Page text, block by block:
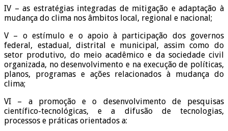
IV – as estratégias integradas de mitigação e adaptação à
mudança do clima nos âmbitos local, regional e nacional;
V – o estímulo e o apoio à participação dos governos
federal, estadual, distrital e municipal, assim como do
setor produtivo, do meio acadêmico e da sociedade civil
organizada, no desenvolvimento e na execução de políticas,
planos, programas e ações relacionados à mudança do
clima;
VI – a promoção e o desenvolvimento de pesquisas
científico-tecnológicas, e a difusão de tecnologias,
processos e práticas orientados a: